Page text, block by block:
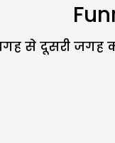
से दूसरी जगह